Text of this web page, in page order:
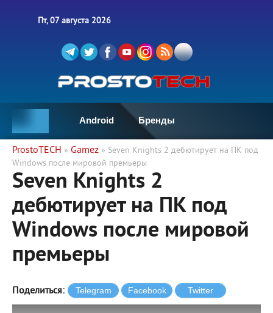
Пт, 07 августа 2026
Android Бренды
ProstoTECH » Gamez » Seven Knights 2 дебютирует на ПК под
Windows после мировой премьеры
Seven Knights 2
дебютирует на ПК под
Windows после мировой
премьеры
Поделиться: